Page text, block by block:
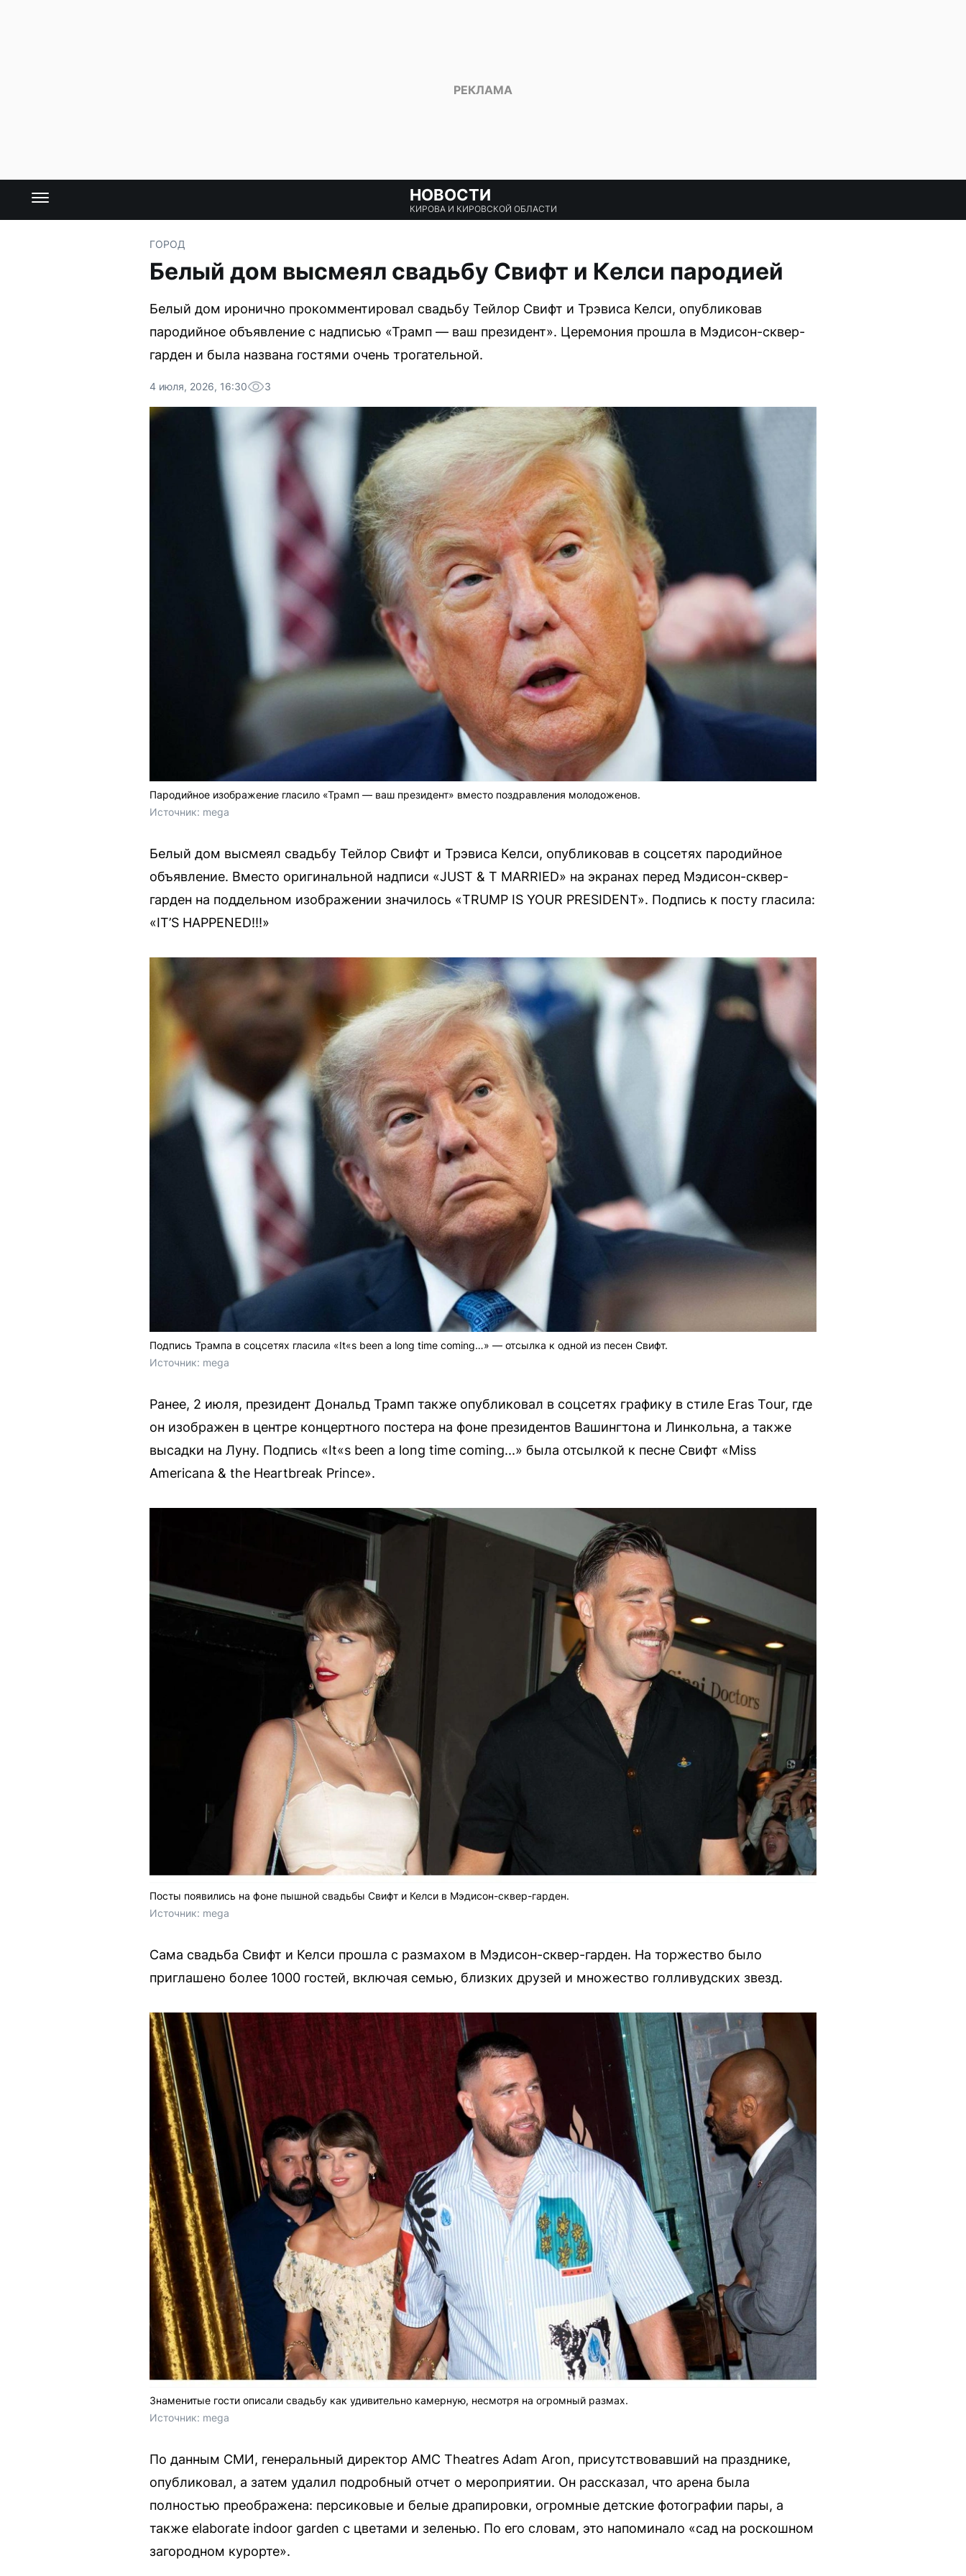
НОВОСТИ
КИРОВА И КИРОВСКОЙ ОБЛАСТИ
ГОРОД
Белый дом высмеял свадьбу Свифт и Келси пародией
Белый дом иронично прокомментировал свадьбу Тейлор Свифт и Трэвиса Келси, опубликовав
пародийное объявление с надписью «Трамп — ваш президент». Церемония прошла в Мэдисон-сквер-
гарден и была названа гостями очень трогательной.
4 июля, 2026, 16:30 3
Пародийное изображение гласило «Трамп — ваш президент» вместо поздравления молодоженов.
Источник: mega
Белый дом высмеял свадьбу Тейлор Свифт и Трэвиса Келси, опубликовав в соцсетях пародийное
объявление. Вместо оригинальной надписи «JUST & T MARRIED» на экранах перед Мэдисон-сквер-
гарден на поддельном изображении значилось «TRUMP IS YOUR PRESIDENT». Подпись к посту гласила:
«IT’S HAPPENED!!!»
Подпись Трампа в соцсетях гласила «It«s been a long time coming…» — отсылка к одной из песен Свифт.
Источник: mega
Ранее, 2 июля, президент Дональд Трамп также опубликовал в соцсетях графику в стиле Eras Tour, где
он изображен в центре концертного постера на фоне президентов Вашингтона и Линкольна, а также
высадки на Луну. Подпись «It«s been a long time coming...» была отсылкой к песне Свифт «Miss
Americana & the Heartbreak Prince».
Посты появились на фоне пышной свадьбы Свифт и Келси в Мэдисон-сквер-гарден.
Источник: mega
Сама свадьба Свифт и Келси прошла с размахом в Мэдисон-сквер-гарден. На торжество было
приглашено более 1000 гостей, включая семью, близких друзей и множество голливудских звезд.
Знаменитые гости описали свадьбу как удивительно камерную, несмотря на огромный размах.
Источник: mega
По данным СМИ, генеральный директор AMC Theatres Adam Aron, присутствовавший на празднике,
опубликовал, а затем удалил подробный отчет о мероприятии. Он рассказал, что арена была
полностью преображена: персиковые и белые драпировки, огромные детские фотографии пары, а
также elaborate indoor garden с цветами и зеленью. По его словам, это напоминало «сад на роскошном
загородном курорте».